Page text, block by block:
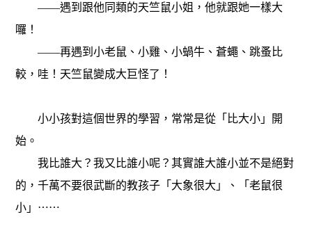
——遇到跟他同類的天竺鼠小姐，他就跟她一樣大
囉！
——再遇到小老鼠、小雞、小蝸牛、蒼蠅、跳蚤比
較，哇！天竺鼠變成大巨怪了！
小小孩對這個世界的學習，常常是從「比大小」開
始。
我比誰大？我又比誰小呢？其實誰大誰小並不是絕對
的，千萬不要很武斷的教孩子「大象很大」、「老鼠很
小」⋯⋯